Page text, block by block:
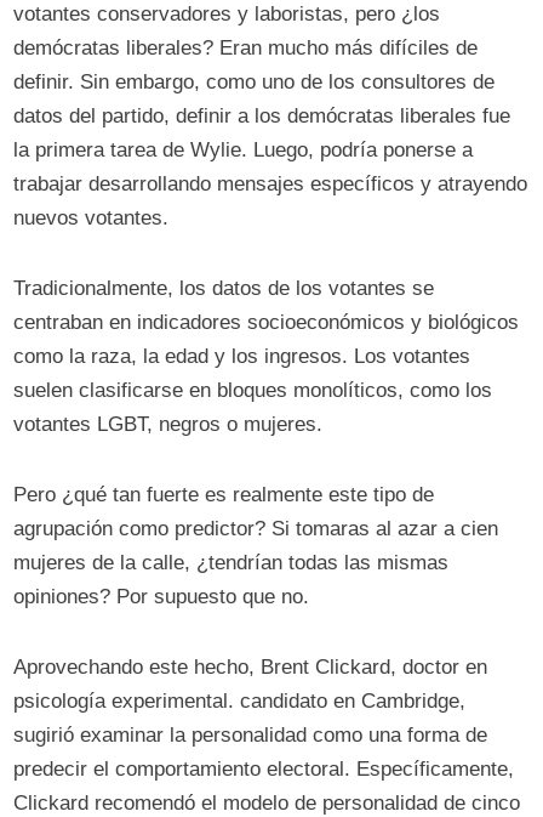
votantes conservadores y laboristas, pero ¿los
demócratas liberales? Eran mucho más difíciles de
definir. Sin embargo, como uno de los consultores de
datos del partido, definir a los demócratas liberales fue
la primera tarea de Wylie. Luego, podría ponerse a
trabajar desarrollando mensajes específicos y atrayendo
nuevos votantes.
Tradicionalmente, los datos de los votantes se
centraban en indicadores socioeconómicos y biológicos
como la raza, la edad y los ingresos. Los votantes
suelen clasificarse en bloques monolíticos, como los
votantes LGBT, negros o mujeres.
Pero ¿qué tan fuerte es realmente este tipo de
agrupación como predictor? Si tomaras al azar a cien
mujeres de la calle, ¿tendrían todas las mismas
opiniones? Por supuesto que no.
Aprovechando este hecho, Brent Clickard, doctor en
psicología experimental. candidato en Cambridge,
sugirió examinar la personalidad como una forma de
predecir el comportamiento electoral. Específicamente,
Clickard recomendó el modelo de personalidad de cinco